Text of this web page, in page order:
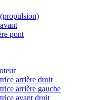
pont
arrière droit
arrière gauche
avant droit